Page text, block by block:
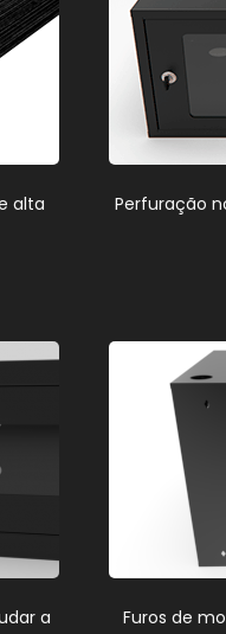
alta
Perfuração
a
Furos de